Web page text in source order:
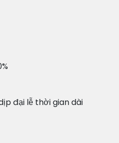
đại lễ thời gian dài